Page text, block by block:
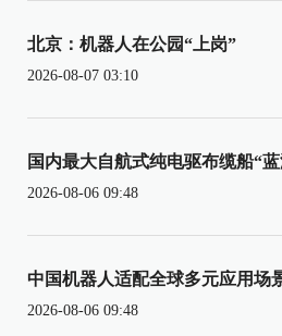
北京：机器人在公园“上岗”
2026-08-07 03:10
国内最大自航式纯电驱布缆船“
2026-08-06 09:48
中国机器人适配全球多元应用场
2026-08-06 09:48